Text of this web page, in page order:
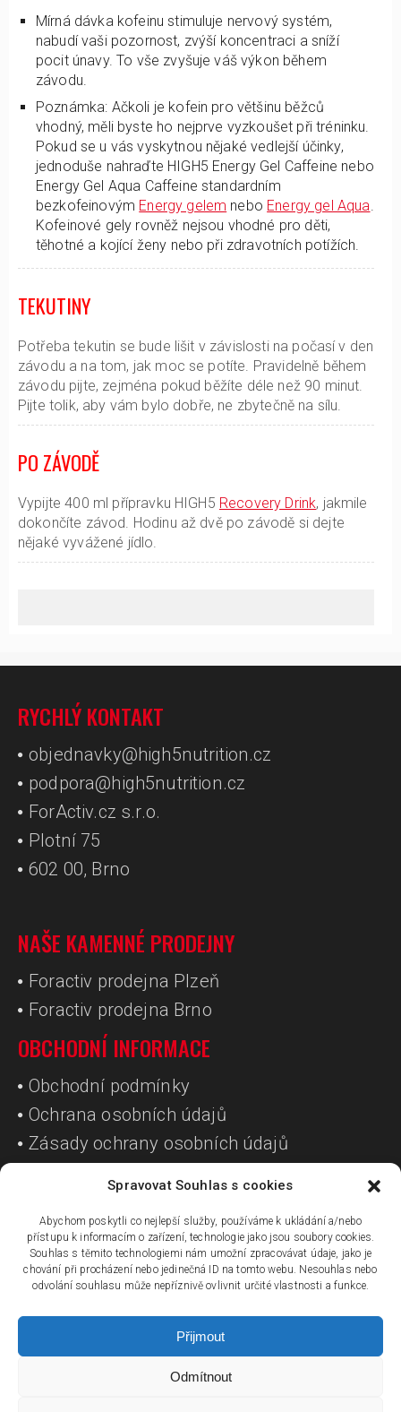
Spravovat Souhlas s cookies
Abychom poskytli co nejlepší služby, používáme k ukládání a/nebo
přístupu k informacím o zařízení, technologie jako jsou soubory cookies.
Souhlas s těmito technologiemi nám umožní zpracovávat údaje, jako je
chování při procházení nebo jedinečná ID na tomto webu. Nesouhlas nebo
odvolání souhlasu může nepříznivě ovlivnit určité vlastnosti a funkce.
Přijmout
Odmítnout
Mírná dávka kofeinu stimuluje nervový systém,
nabudí vaši pozornost, zvýší koncentraci a sníží
pocit únavy. To vše zvyšuje váš výkon během
závodu.
Poznámka: Ačkoli je kofein pro většinu běžců
vhodný, měli byste ho nejprve vyzkoušet při tréninku.
Pokud se u vás vyskytnou nějaké vedlejší účinky,
jednoduše nahraďte HIGH5 Energy Gel Caffeine nebo
Energy Gel Aqua Caffeine standardním
bezkofeinovým Energy gelem nebo Energy gel Aqua.
Kofeinové gely rovněž nejsou vhodné pro děti,
těhotné a kojící ženy nebo při zdravotních potížích.
TEKUTINY
Potřeba tekutin se bude lišit v závislosti na počasí v den
závodu a na tom, jak moc se potíte. Pravidelně během
závodu pijte, zejména pokud běžíte déle než 90 minut.
Pijte tolik, aby vám bylo dobře, ne zbytečně na sílu.
PO ZÁVODĚ
Vypijte 400 ml přípravku HIGH5 Recovery Drink, jakmile
dokončíte závod. Hodinu až dvě po závodě si dejte
nějaké vyvážené jídlo.
RYCHLÝ KONTAKT
objednavky@high5nutrition.cz
podpora@high5nutrition.cz
ForActiv.cz s.r.o.
Plotní 75
602 00, Brno
NAŠE KAMENNÉ PRODEJNY
Foractiv prodejna Plzeň
Foractiv prodejna Brno
OBCHODNÍ INFORMACE
Obchodní podmínky
Ochrana osobních údajů
Zásady ochrany osobních údajů
SOCIÁLNÍ SÍTĚ